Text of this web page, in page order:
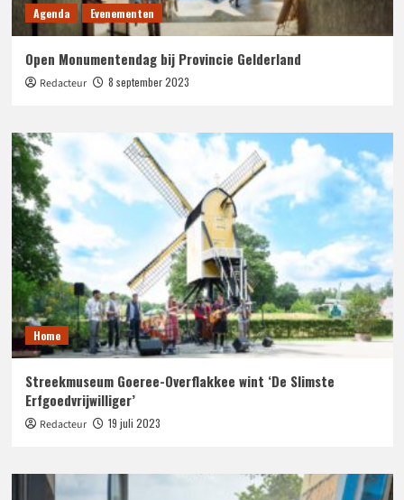
Agenda Evenementen
Open Monumentendag bij Provincie Gelderland
Redacteur 8 september 2023
Home
Streekmuseum Goeree-Overflakkee wint ‘De Slimste
Erfgoedvrijwilliger’
Redacteur 19 juli 2023